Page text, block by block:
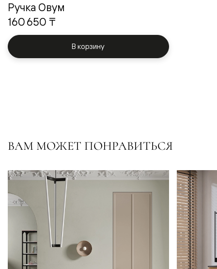
Ручка Овум
160 650 ₸
В корзину
ВАМ МОЖЕТ ПОНРАВИТЬСЯ